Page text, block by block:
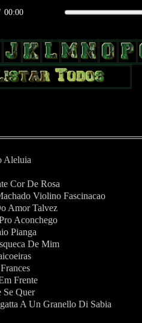
solid #0b331f; position:
width: 63px; overflow: hidden;
00:00
Aleluia
Cor De Rosa
Violino Fascinacao
Amor Talvez
Aconchego
Pianga
De Mim
Frente
Se Quer
A Un Granello Di Sabia